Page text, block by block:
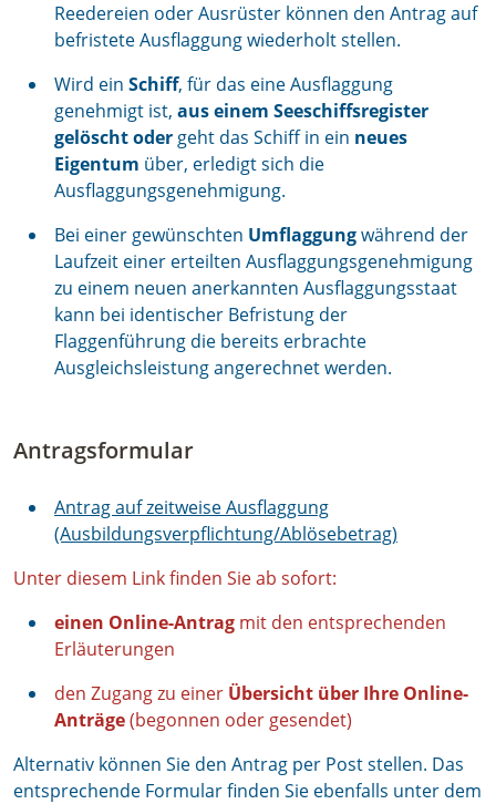
Reedereien oder Ausrüster können den Antrag auf
befristete Ausflaggung wiederholt stellen.
Wird ein Schiff, für das eine Ausflaggung
genehmigt ist, aus einem Seeschiffsregister
gelöscht oder geht das Schiff in ein neues
Eigentum über, erledigt sich die
Ausflaggungsgenehmigung.
Bei einer gewünschten Umflaggungwährend der
Laufzeit einer erteilten Ausflaggungsgenehmigung
zu einem neuen anerkannten Ausflaggungsstaat
kann bei identischer Befristung der
Flaggenführung die bereits erbrachte
Ausgleichsleistung angerechnet werden.
Antragsformular
Antrag auf zeitweise Ausflaggung
(Ausbildungsverpflichtung/Ablösebetrag)
Unter diesem Link finden Sie ab sofort:
einen Online-Antrag mit den entsprechenden
Erläuterungen
den Zugang zu einer Übersicht über Ihre Online-
Anträge(begonnen oder gesendet)
Alternativ können Sie den Antrag per Post stellen. Das
entsprechende Formular finden Sie ebenfalls unter dem